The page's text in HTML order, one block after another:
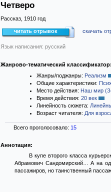
Четверо
Рассказ, 1910 год
читать отрывок скачать
Язык написания: русский
Жанрово-тематический классификатор:
Жанры/поджанры: Реализм
Общие характеристики:
Место действия: Наш мир
Время действия: 20 век
Линейность сюжета:
Возраст читателя: Для
Всего проголосовало: 15
Аннотация:
В купе второго класса
Абрамович Сандомирский… А на
пассажиров, но таинственный